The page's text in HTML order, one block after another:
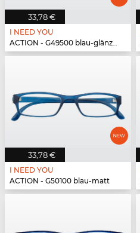
33,78 €
I NEED YOU
ACTION - G49500 blau-glänzend
33,78 €
I NEED YOU
ACTION - G50100 blau-matt